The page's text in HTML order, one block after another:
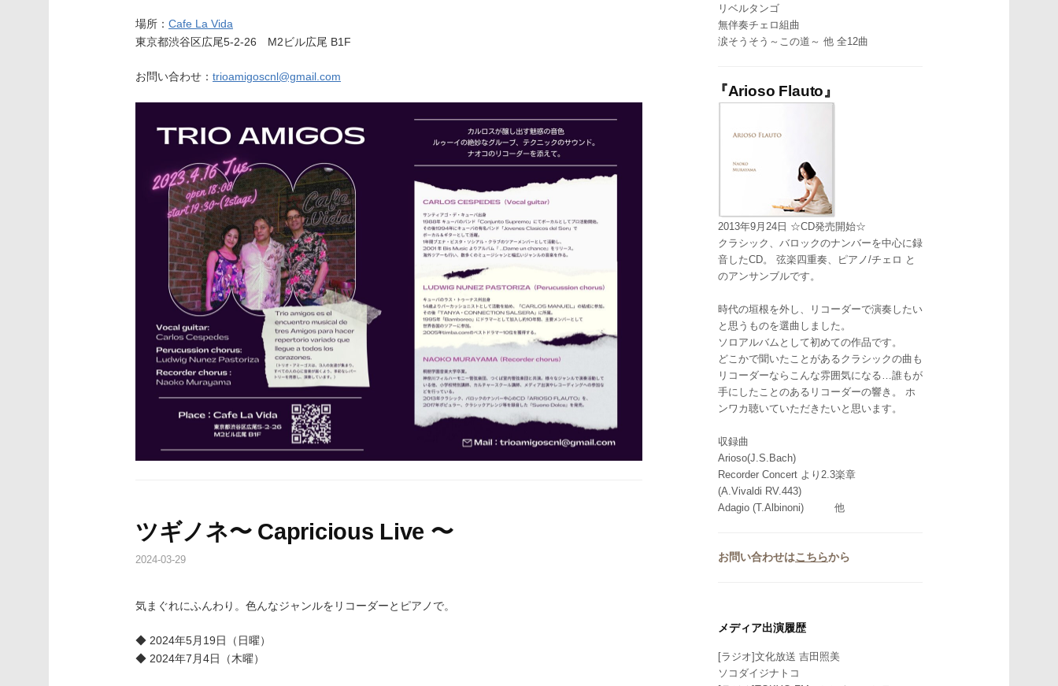
場所： Cafe La Vida
東京都渋谷区広尾5-2-26 M2ビル広尾 B1F
お問い合わせ： trioamigoscnl@gmail.com
ツギノネ〜 Capricious Live 〜
2024-03-29
気まぐれにふんわり。色んなジャンルをリコーダーとピアノで。
◆ 2024年5月19日（日曜）
◆ 2024年7月4日（木曜）
リベルタンゴ
無伴奏チェロ組曲
涙そうそう～この道～ 他 全12曲
『Arioso Flauto』
2013年9月24日 ☆CD発売開始☆
クラシック、バロックのナンバーを中心に録
音したCD。 弦楽四重奏、ピアノ/チェロ と
のアンサンブルです。
時代の垣根を外し、リコーダーで演奏したい
と思うものを選曲しました。
ソロアルバムとして初めての作品です。
どこかで聞いたことがあるクラシックの曲も
リコーダーならこんな雰囲気になる…誰もが
手にしたことのあるリコーダーの響き。 ホ
ンワカ聴いていただきたいと思います。
収録曲
Arioso(J.S.Bach)
Recorder Concert より2.3楽章
(A.Vivaldi RV.443)
Adagio (T.Albinoni) 他
お問い合わせはこちらから
メディア出演履歴
[ラジオ]文化放送 吉田照美
ソコダイジナトコ